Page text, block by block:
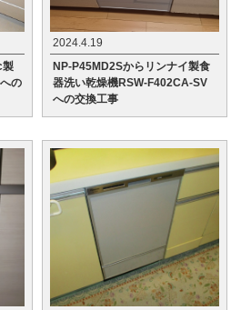
製
の
2024.4.19
NP-P45MD2Sからリンナイ製食
器洗い乾燥機RSW-F402CA-SV
への交換工事